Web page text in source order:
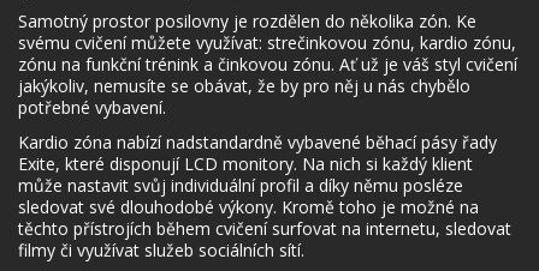
Samotný prostor posilovny je rozdělen do několika zón. Ke
svému cvičení můžete využívat: strečinkovou zónu, kardio zónu,
zónu na funkční trénink a činkovou zónu. Ať už je váš styl cvičení
jakýkoliv, nemusíte se obávat, že by pro něj u nás chybělo
potřebné vybavení.
Kardio zóna nabízí nadstandardně vybavené běhací pásy řady
Exite, které disponují LCD monitory. Na nich si každý klient
může nastavit svůj individuální profil a díky němu posléze
sledovat své dlouhodobé výkony. Kromě toho je možné na
těchto přístrojích během cvičení surfovat na internetu, sledovat
filmy či využívat služeb sociálních sítí.